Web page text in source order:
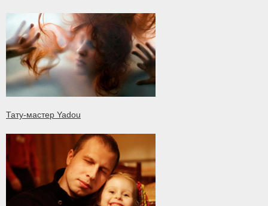
Тату-мастер Yadou